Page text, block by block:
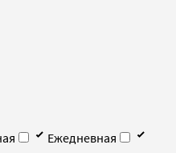
Ежедневная